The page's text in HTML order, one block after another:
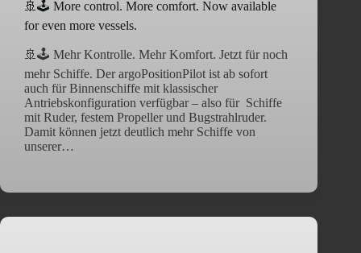
🚢🕹️ More control. More comfort. Now available
for even more vessels.
🚢🕹️ Mehr Kontrolle. Mehr Komfort. Jetzt für noch
mehr Schiffe. Der argoPositionPilot ist ab sofort
auch für Binnenschiffe mit klassischer
Antriebskonfiguration verfügbar – also für Schiffe
mit Ruder, festem Propeller und Bugstrahlruder.
Damit können jetzt deutlich mehr Schiffe von
unserer…